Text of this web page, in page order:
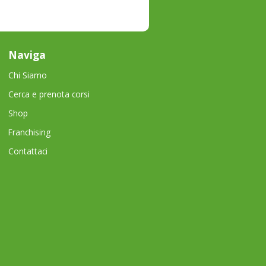
Naviga
Chi Siamo
Cerca e prenota corsi
Shop
Franchising
Contattaci